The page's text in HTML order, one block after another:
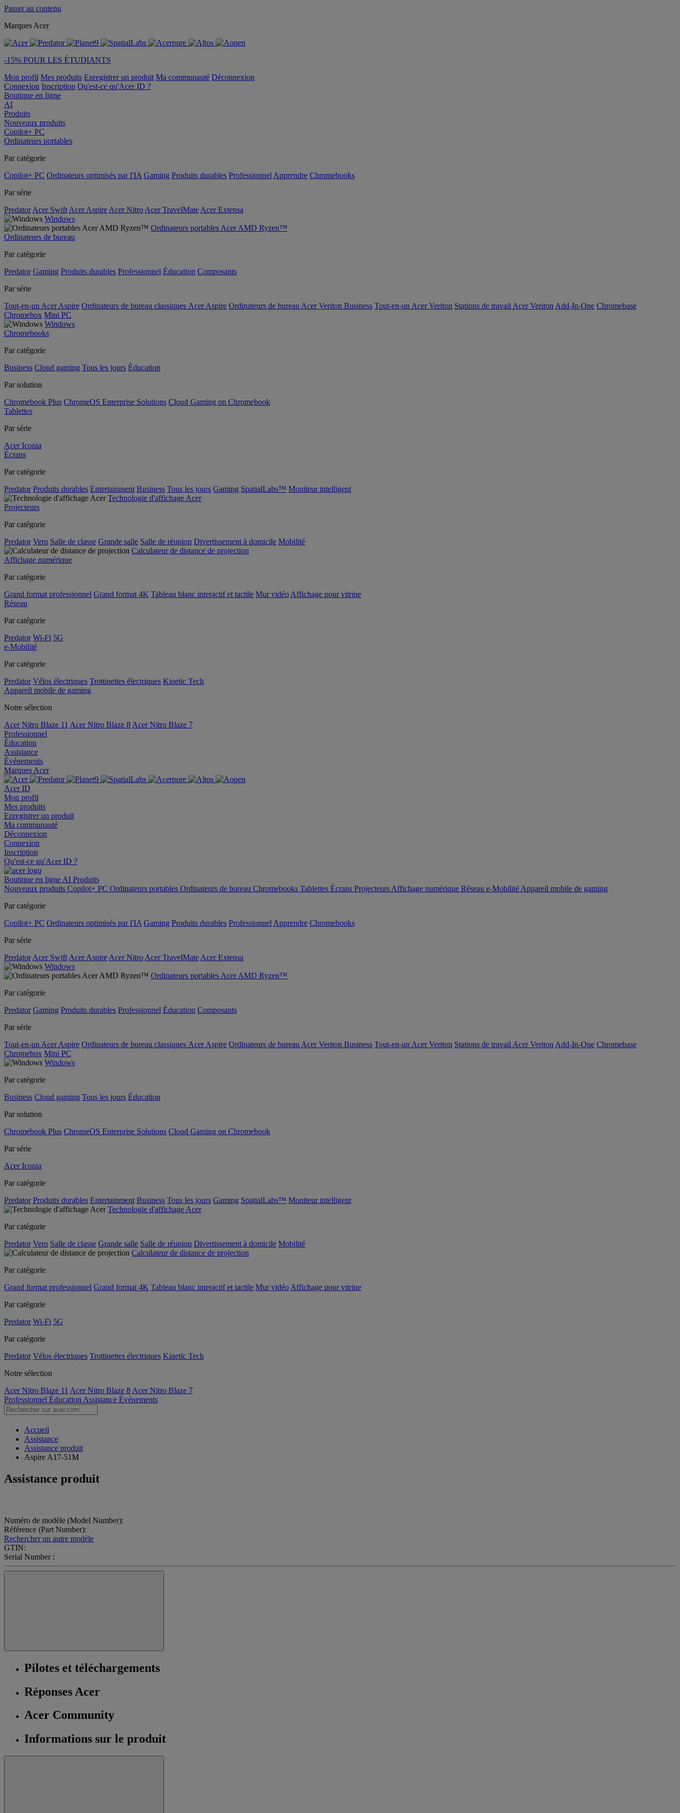
Passer au contenu
Marques Acer
-15% POUR LES ÉTUDIANTS
Mon profil Mes produits Enregistrer un produit Ma communauté Déconnexion
Connexion Inscription Qu'est-ce qu'Acer ID ?
Boutique en ligne
AI
Produits
Nouveaux produits
Copilot+ PC
Ordinateurs portables
Par catégorie
Copilot+ PC Ordinateurs optimisés par l'IA Gaming Produits durables Professionnel Apprendre Chromebooks
Par série
Predator Acer Swift Acer Aspire Acer Nitro Acer TravelMate Acer Extensa
Windows
Ordinateurs portables Acer AMD Ryzen™
Ordinateurs de bureau
Par catégorie
Predator Gaming Produits durables Professionnel Éducation Composants
Par série
Tout-en-un Acer Aspire Ordinateurs de bureau classiques Acer Aspire Ordinateurs de bureau Acer Veriton Business Tout-en-un Acer Veriton Stations de travail Acer Veriton Add-In-One Chromebase
Chromebox Mini PC
Windows
Chromebooks
Par catégorie
Business Cloud gaming Tous les jours Éducation
Par solution
Chromebook Plus ChromeOS Enterprise Solutions Cloud Gaming on Chromebook
Tablettes
Par série
Acer Iconia
Écrans
Par catégorie
Predator Produits durables Entertainment Business Tous les jours Gaming SpatialLabs™ Moniteur intelligent
Technologie d'affichage Acer
Projecteurs
Par catégorie
Predator Vero Salle de classe Grande salle Salle de réunion Divertissement à domicile Mobilité
Calculateur de distance de projection
Affichage numérique
Par catégorie
Grand format professionnel Grand format 4K Tableau blanc interactif et tactile Mur vidéo Affichage pour vitrine
Réseau
Par catégorie
Predator Wi-Fi 5G
e-Mobilité
Par catégorie
Predator Vélos électriques Trottinettes électriques Kinetic Tech
Appareil mobile de gaming
Notre sélection
Acer Nitro Blaze 11 Acer Nitro Blaze 8 Acer Nitro Blaze 7
Professionnel
Éducation
Assistance
Événements
Marques Acer
Acer ID
Mon profil
Mes produits
Enregistrer un produit
Ma communauté
Déconnexion
Connexion
Inscription
Qu'est-ce qu'Acer ID ?
Boutique en ligne AI Produits
Nouveaux produits Copilot+ PC Ordinateurs portables Ordinateurs de bureau Chromebooks Tablettes Écrans Projecteurs Affichage numérique Réseau e-Mobilité Appareil mobile de gaming
Par catégorie
Copilot+ PC Ordinateurs optimisés par l'IA Gaming Produits durables Professionnel Apprendre Chromebooks
Par série
Predator Acer Swift Acer Aspire Acer Nitro Acer TravelMate Acer Extensa
Windows
Ordinateurs portables Acer AMD Ryzen™
Par catégorie
Predator Gaming Produits durables Professionnel Éducation Composants
Par série
Tout-en-un Acer Aspire Ordinateurs de bureau classiques Acer Aspire Ordinateurs de bureau Acer Veriton Business Tout-en-un Acer Veriton Stations de travail Acer Veriton Add-In-One Chromebase
Chromebox Mini PC
Windows
Par catégorie
Business Cloud gaming Tous les jours Éducation
Par solution
Chromebook Plus ChromeOS Enterprise Solutions Cloud Gaming on Chromebook
Par série
Acer Iconia
Par catégorie
Predator Produits durables Entertainment Business Tous les jours Gaming SpatialLabs™ Moniteur intelligent
Technologie d'affichage Acer
Par catégorie
Predator Vero Salle de classe Grande salle Salle de réunion Divertissement à domicile Mobilité
Calculateur de distance de projection
Par catégorie
Grand format professionnel Grand format 4K Tableau blanc interactif et tactile Mur vidéo Affichage pour vitrine
Par catégorie
Predator Wi-Fi 5G
Par catégorie
Predator Vélos électriques Trottinettes électriques Kinetic Tech
Notre sélection
Acer Nitro Blaze 11 Acer Nitro Blaze 8 Acer Nitro Blaze 7
Professionnel Éducation Assistance Événements
Accueil
Assistance
Assistance produit
Aspire A17-51M
Assistance produit
Numéro de modèle (Model Number):
Référence (Part Number):
Rechercher un autre modèle
GTIN:
Serial Number :
Pilotes et téléchargements
Réponses Acer
Acer Community
Informations sur le produit